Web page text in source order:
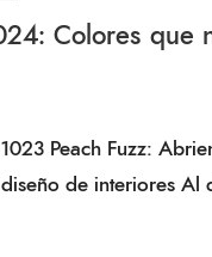
Colores que
1023 Peach Fuzz:
de interiores Al